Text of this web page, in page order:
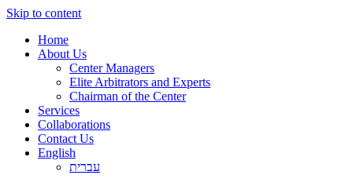
Skip to content
Home
About Us
Center Managers
Elite Arbitrators and Experts
Chairman of the Center
Services
Collaborations
Contact Us
English
עברית